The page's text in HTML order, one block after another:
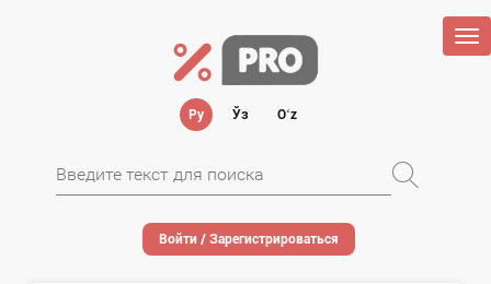
Ру Ўз Oʻz
Войти / Зарегистрироваться